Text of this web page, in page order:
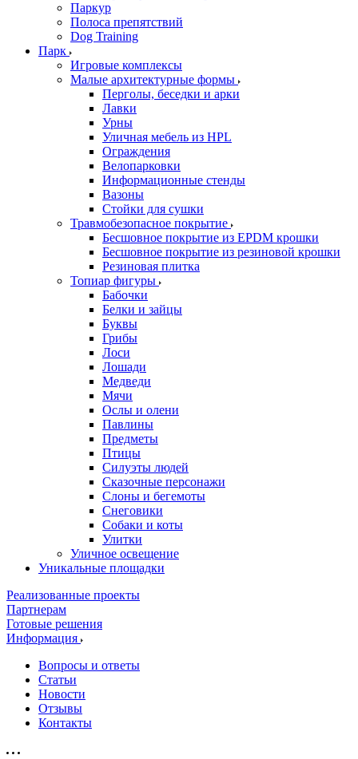
Паркур
Полоса препятствий
Dog Training
Парк
Игровые комплексы
Малые архитектурные формы
Перголы, беседки и арки
Лавки
Урны
Уличная мебель из HPL
Ограждения
Велопарковки
Информационные стенды
Вазоны
Стойки для сушки
Травмобезопасное покрытие
Бесшовное покрытие из EPDM крошки
Бесшовное покрытие из резиновой крошки
Резиновая плитка
Топиар фигуры
Бабочки
Белки и зайцы
Буквы
Грибы
Лоси
Лошади
Медведи
Мячи
Ослы и олени
Павлины
Предметы
Птицы
Силуэты людей
Сказочные персонажи
Слоны и бегемоты
Снеговики
Собаки и коты
Улитки
Уличное освещение
Уникальные площадки
Реализованные проекты
Партнерам
Готовые решения
Информация
Вопросы и ответы
Статьи
Новости
Отзывы
Контакты